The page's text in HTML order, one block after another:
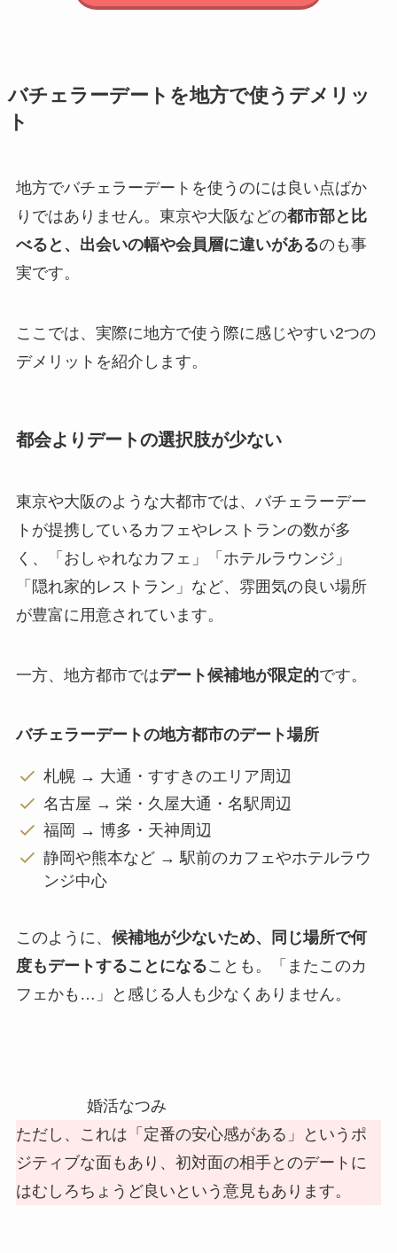
バチェラーデートを地方で使うデメリッ
ト
地方でバチェラーデートを使うのには良い点ばか
りではありません。東京や大阪などの都市部と比
べると、出会いの幅や会員層に違いがあるのも事
実です。
ここでは、実際に地方で使う際に感じやすい2つの
デメリットを紹介します。
都会よりデートの選択肢が少ない
東京や大阪のような大都市では、バチェラーデー
トが提携しているカフェやレストランの数が多
く、「おしゃれなカフェ」「ホテルラウンジ」
「隠れ家的レストラン」など、雰囲気の良い場所
が豊富に用意されています。
一方、地方都市ではデート候補地が限定的です。
バチェラーデートの地方都市のデート場所
札幌 → 大通・すすきのエリア周辺
名古屋 → 栄・久屋大通・名駅周辺
福岡 → 博多・天神周辺
静岡や熊本など → 駅前のカフェやホテルラウ
ンジ中心
このように、 候補地が少ないため、同じ場所で何
度もデートすることになることも。「またこのカ
フェかも…」と感じる人も少なくありません。
婚活なつみ
ただし、これは「定番の安心感がある」というポ
ジティブな面もあり、初対面の相手とのデートに
はむしろちょうど良いという意見もあります。